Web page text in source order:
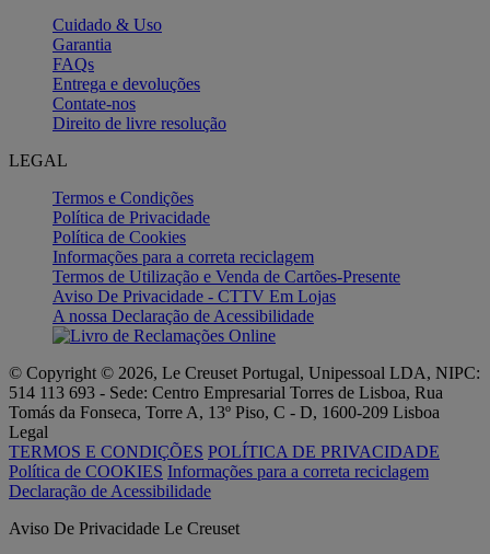
Cuidado & Uso
Garantia
FAQs
Entrega e devoluções
Contate-nos
Direito de livre resolução
LEGAL
Termos e Condições
Política de Privacidade
Política de Cookies
Informações para a correta reciclagem
Termos de Utilização e Venda de Cartões-Presente
Aviso De Privacidade - CTTV Em Lojas
A nossa Declaração de Acessibilidade
© Copyright © 2026, Le Creuset Portugal, Unipessoal LDA, NIPC:
514 113 693 - Sede: Centro Empresarial Torres de Lisboa, Rua
Tomás da Fonseca, Torre A, 13º Piso, C - D, 1600-209 Lisboa
Legal
TERMOS E CONDIÇÕES POLÍTICA DE PRIVACIDADE
Política de COOKIES Informações para a correta reciclagem
Declaração de Acessibilidade
Aviso De Privacidade Le Creuset